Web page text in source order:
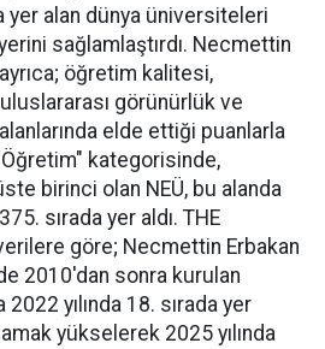
yer alan dünya üniversiteleri
sağlamlaştırdı. Necmettin
öğretim kalitesi,
görünürlük ve
elde ettiği puanlarla
kategorisinde,
birinci olan NEÜ, bu alanda
sırada yer aldı. THE
göre; Necmettin Erbakan
2010'dan sonra kurulan
yılında 18. sırada yer
yükselerek 2025 yılında